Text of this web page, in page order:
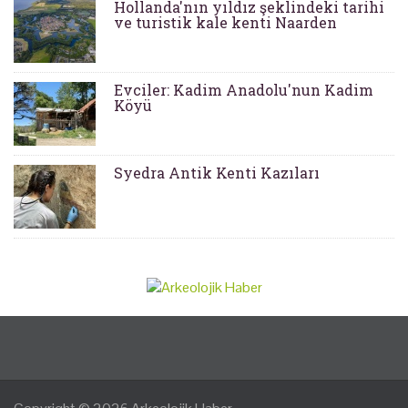
Hollanda'nın yıldız şeklindeki tarihi
ve turistik kale kenti Naarden
Evciler: Kadim Anadolu'nun Kadim
Köyü
Syedra Antik Kenti Kazıları